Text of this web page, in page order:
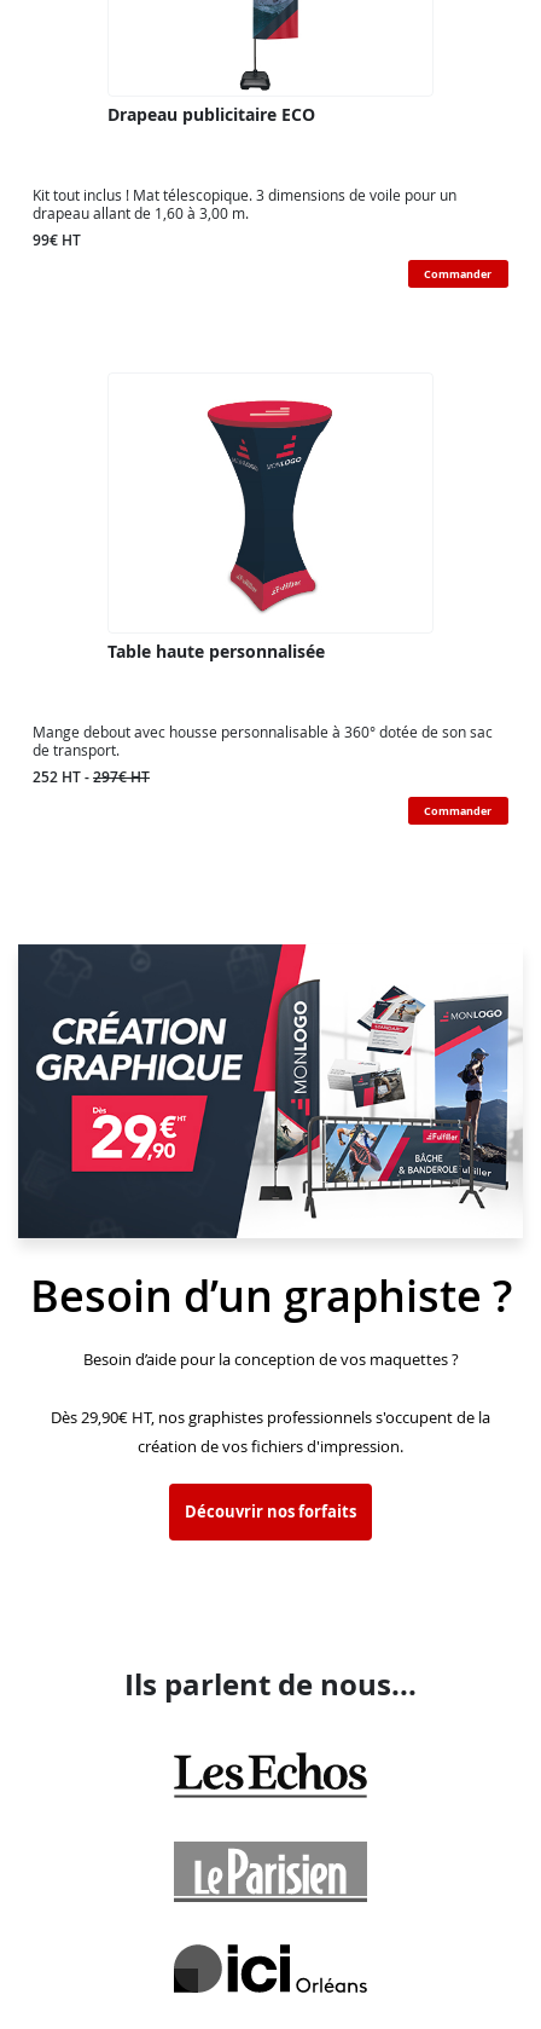
Drapeau publicitaire ECO
Kit tout inclus ! Mat télescopique. 3 dimensions de voile pour un
drapeau allant de 1,60 à 3,00 m.
99€ HT
Commander
Table haute personnalisée
Mange debout avec housse personnalisable à 360° dotée de son sac
de transport.
252 HT -297€ HT
Commander
Besoin d’un graphiste ?
Besoin d’aide pour la conception de vos maquettes ?
Dès 29,90€ HT, nos graphistes professionnels s'occupent de la
création de vos fichiers d'impression.
Découvrir nos forfaits
Ils parlent de nous...